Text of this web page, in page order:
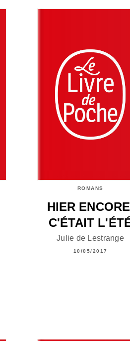
ROMANS
HIER
C'ÉTAIT
Julie de Lestrange
10/05/2017